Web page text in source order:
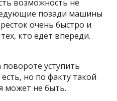
возможность не
позади машины
очень быстро и
кто едет впереди.
уступить
но по факту такой
может не быть.